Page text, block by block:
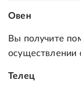
Овен
Вы получите
осуществлении
Телец